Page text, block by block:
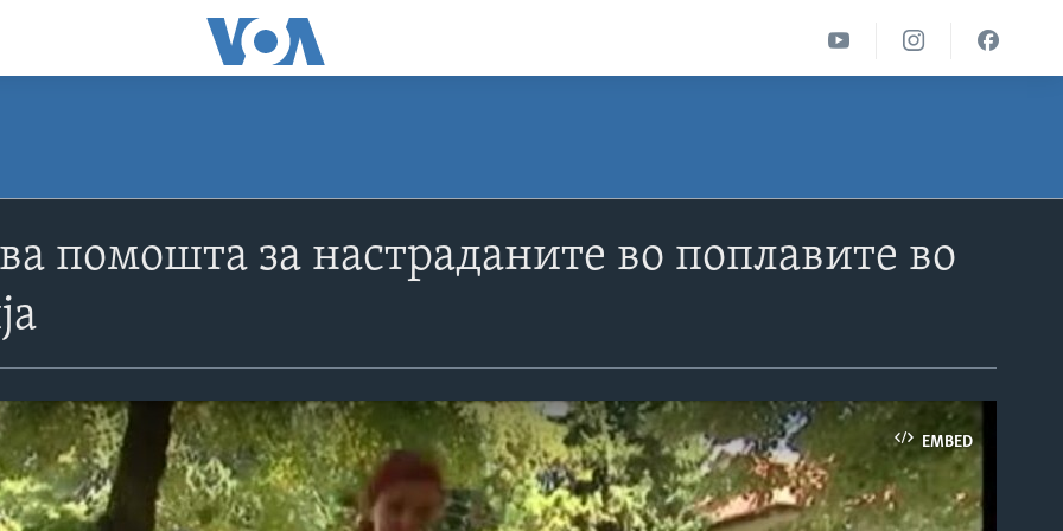
помошта за настраданите во поплавите во
EMBED